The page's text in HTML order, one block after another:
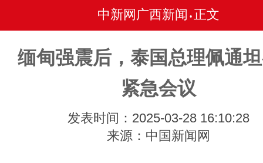
中新网广西新闻 • 正文
缅甸强震后，泰国总理佩通
紧急会议
发表时间：2025-03-28 16:10:28
来源：中国新闻网